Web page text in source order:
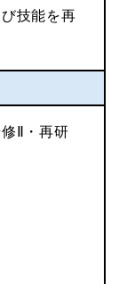
技能を再
Ⅱ・再研